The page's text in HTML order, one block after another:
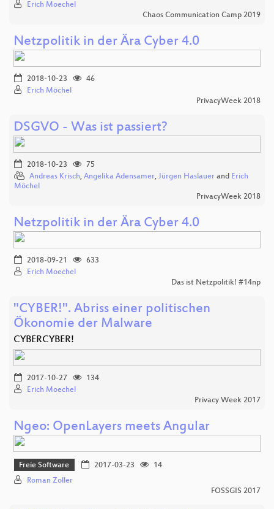
Erich Moechel
Chaos Communication Camp 2019
Netzpolitik in der Ära Cyber 4.0
2018-10-23
46
Erich Möchel
PrivacyWeek 2018
DSGVO - Was ist passiert?
2018-10-23
75
Andreas Krisch, Angelika Adensamer, Jürgen Haslauer and Erich
Möchel
PrivacyWeek 2018
Netzpolitik in der Ära Cyber 4.0
2018-09-21
633
Erich Moechel
Das ist Netzpolitik! #14np
"CYBER!". Abriss einer politischen
Ökonomie der Malware
CYBERCYBER!
2017-10-27
134
Erich Moechel
Privacy Week 2017
Ngeo: OpenLayers meets Angular
Freie Software 2017-03-23
14
Roman Zoller
FOSSGIS 2017